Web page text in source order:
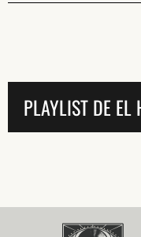
PLAYLIST DE